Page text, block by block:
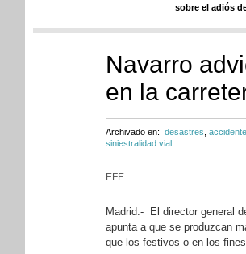
sobre el adiós
Navarro
en la
Archivado en: desastres
siniestralidad vial
EFE
Madrid.- El director general
apunta a que se produzcan
que los festivos o en los